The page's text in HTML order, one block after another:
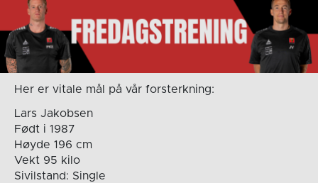
Her er vitale mål på vår forsterkning:
Lars Jakobsen
Født i 1987
Høyde 196 cm
Vekt 95 kilo
Sivilstand: Single